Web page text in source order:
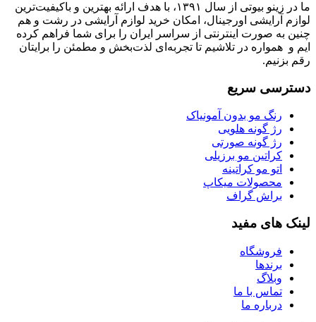
ما در زینو بیوتی از سال ۱۳۹۱، با هدف ارائه بهترین و باکیفیت‌ترین
لوازم آرایشی اورجینال، امکان خرید لوازم آرایشی در رشت و هم
چنین به صورت اینترنتی از سراسر ایران را برای شما فراهم کرده
ایم و همواره در تلاشیم تا تجربه‌ای لذت‌بخش و مطمئن را برایتان
رقم بزنیم.
دسترسی سریع
رنگ مو بدون آمونیاک
رژ گونه هلویی
رژ گونه صورتی
کراتین مو برزیلی
اتو مو کراتینه
محصولات میکاپ
براش گراف
لینک های مفید
فروشگاه
برندها
وبلاگ
تماس با ما
درباره ما